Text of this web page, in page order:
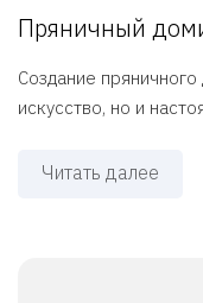
Пряничный
Создание
искусство, но и
Читать далее